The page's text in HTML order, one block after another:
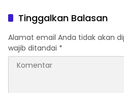
Diamankan
Tinggalkan Balasan
Alamat email Anda tidak akan
wajib ditandai *